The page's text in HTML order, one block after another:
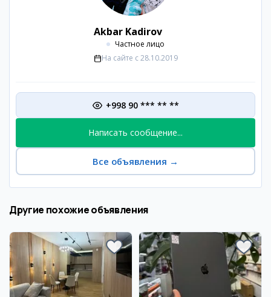
Akbar Kadirov
Частное лицо
На сайте с 28.10.2019
+998 90 *** ** **
Написать сообщение...
Все объявления →
Другие похожие объявления